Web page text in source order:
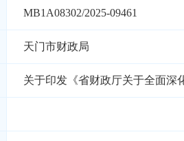
MB1A08302/2025-09461
天门市财政局
关于印发《省财政厅关于全面深